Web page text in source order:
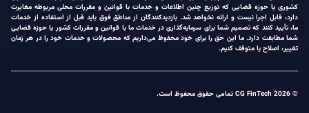
کشوری یا حوزه قضایی که توزیع چنین اطلاعات و خدمات با قوانین و مقررات محلی مربوطه مغایرت
دارد، قابل اجرا نیست و ارائه نخواهد شد. بازدیدکنندگان از مناطق فوق باید قبل از استفاده از خدمات
ما، تأیید کنند که تصمیم شما برای سرمایه‌گذاری در خدمات ما با قوانین و مقررات کشور یا حوزه قضایی
شما مطابقت دارد. ما این حق را برای خود محفوظ می‌داریم که محصولات و خدمات خود را در هر زمان
تغییر، اصلاح یا متوقف کنیم.
© 2026 CG FinTech تمامی حقوق محفوظ است.